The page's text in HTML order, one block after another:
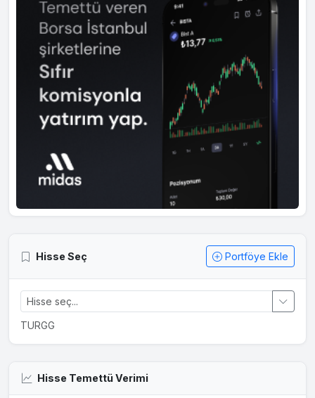
Hisse Seç Portföye Ekle
TURGG
Hisse Temettü Verimi